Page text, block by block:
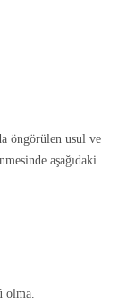
öngörülen usul ve
aşağıdaki
olma.